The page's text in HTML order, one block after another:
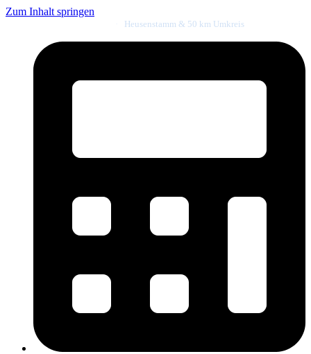
Zum Inhalt springen
Heusenstamm & 50 km Umkreis